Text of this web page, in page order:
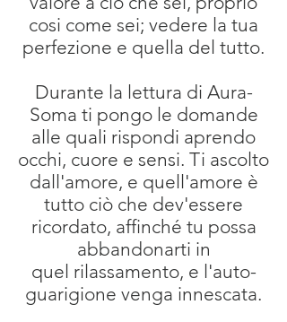
cosi come sei; vedere la tua
perfezione e quella del tutto.
Durante la lettura di Aura-
Soma ti pongo le domande
alle quali rispondi aprendo
occhi, cuore e sensi. Ti ascolto
dall'amore, e quell'amore è
tutto ciò che dev'essere
ricordato, affinché tu possa
abbandonarti in
quel rilassamento, e l'auto-
guarigione venga innescata.